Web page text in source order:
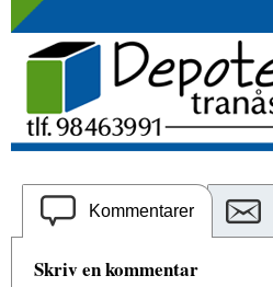
Kommentarer
Skriv en kommentar